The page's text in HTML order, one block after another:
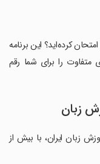
کرده‌اید؟ این برنامه
متفاوت را برای شما رقم
زبان
زبان ایران، با بیش از